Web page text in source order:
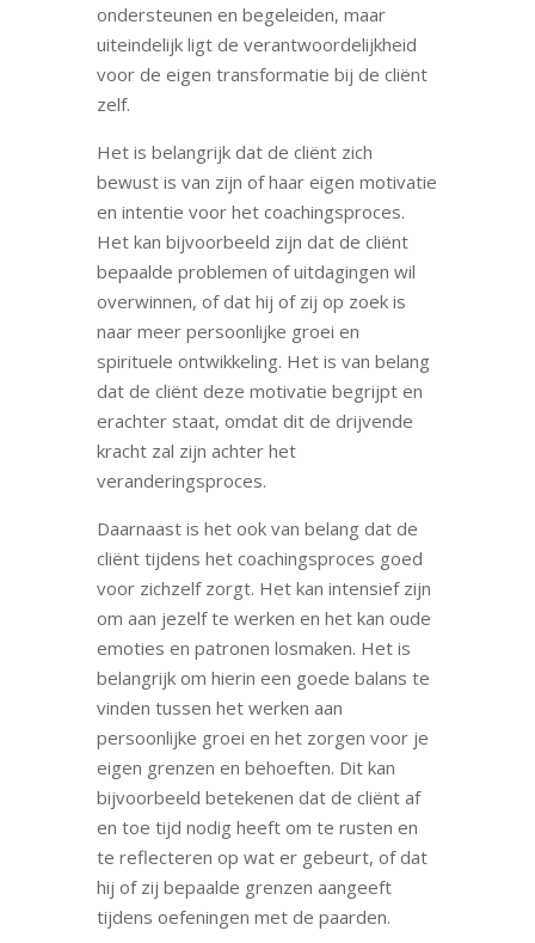
ondersteunen en begeleiden, maar
uiteindelijk ligt de verantwoordelijkheid
voor de eigen transformatie bij de cliënt
zelf.
Het is belangrijk dat de cliënt zich
bewust is van zijn of haar eigen motivatie
en intentie voor het coachingsproces.
Het kan bijvoorbeeld zijn dat de cliënt
bepaalde problemen of uitdagingen wil
overwinnen, of dat hij of zij op zoek is
naar meer persoonlijke groei en
spirituele ontwikkeling. Het is van belang
dat de cliënt deze motivatie begrijpt en
erachter staat, omdat dit de drijvende
kracht zal zijn achter het
veranderingsproces.
Daarnaast is het ook van belang dat de
cliënt tijdens het coachingsproces goed
voor zichzelf zorgt. Het kan intensief zijn
om aan jezelf te werken en het kan oude
emoties en patronen losmaken. Het is
belangrijk om hierin een goede balans te
vinden tussen het werken aan
persoonlijke groei en het zorgen voor je
eigen grenzen en behoeften. Dit kan
bijvoorbeeld betekenen dat de cliënt af
en toe tijd nodig heeft om te rusten en
te reflecteren op wat er gebeurt, of dat
hij of zij bepaalde grenzen aangeeft
tijdens oefeningen met de paarden.